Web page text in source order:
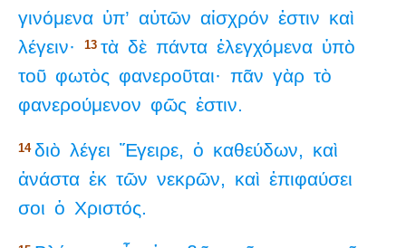
γινόμενα ὑπ’ αὐτῶν αἰσχρόν ἐστιν καὶ
λέγειν·
13 τὰ δὲ πάντα ἐλεγχόμενα ὑπὸ
τοῦ φωτὸς φανεροῦται· πᾶν γὰρ τὸ
φανερούμενον φῶς ἐστιν.
14 διὸ λέγει Ἔγειρε, ὁ καθεύδων,
καὶ
ἀνάστα ἐκ τῶν νεκρῶν, καὶ ἐπιφαύσει
σοι ὁ Χριστός.